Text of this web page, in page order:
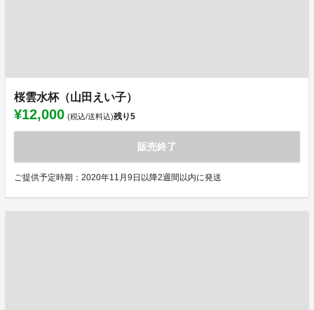
桜雲水杯（山田えい子）
¥12,000 (税込/送料込)残り5
販売終了
ご提供予定時期：2020年11月9日以降2週間以内に発送